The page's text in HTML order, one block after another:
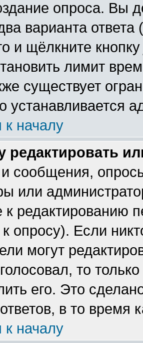
опроса. Вы
варианта ответа
и щёлкните
лимит
существует
устанавливается
к началу
редактировать
сообщения,
или
к редактированию
к опросу). Если
могут
то
его. Это
в то время
к началу